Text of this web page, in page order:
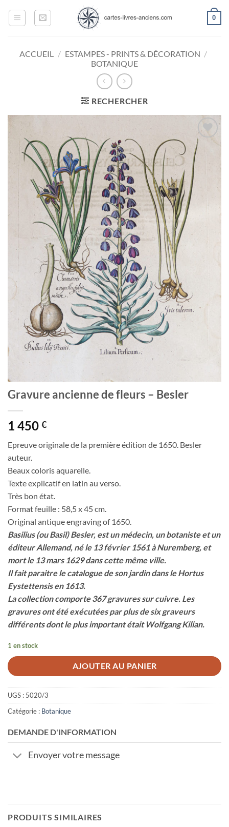
0
ACCUEIL / ESTAMPES - PRINTS & DÉCORATION /
BOTANIQUE
RECHERCHER
Ajouter
wishlist
Gravure ancienne de fleurs – Besler
1 450 €
Epreuve originale de la première édition de 1650. Besler
auteur.
Beaux coloris aquarelle.
Texte explicatif en latin au verso.
Très bon état.
Format feuille : 58,5 x 45 cm.
Original antique engraving of 1650.
Basilius (ou Basil) Besler, est un médecin, un botaniste et un
éditeur Allemand, né le 13 février 1561 à Nuremberg, et
mort le 13 mars 1629 dans cette même ville.
Il fait paraitre le catalogue de son jardin dans le Hortus
Eystettensis en 1613.
La collection comporte 367 gravures sur cuivre. Les
gravures ont été exécutées par plus de six graveurs
différents dont le plus important était Wolfgang Kilian.
1 en stock
AJOUTER AU PANIER
UGS : 5020/3
Catégorie : Botanique
DEMANDE D'INFORMATION
Envoyer votre message
PRODUITS SIMILAIRES